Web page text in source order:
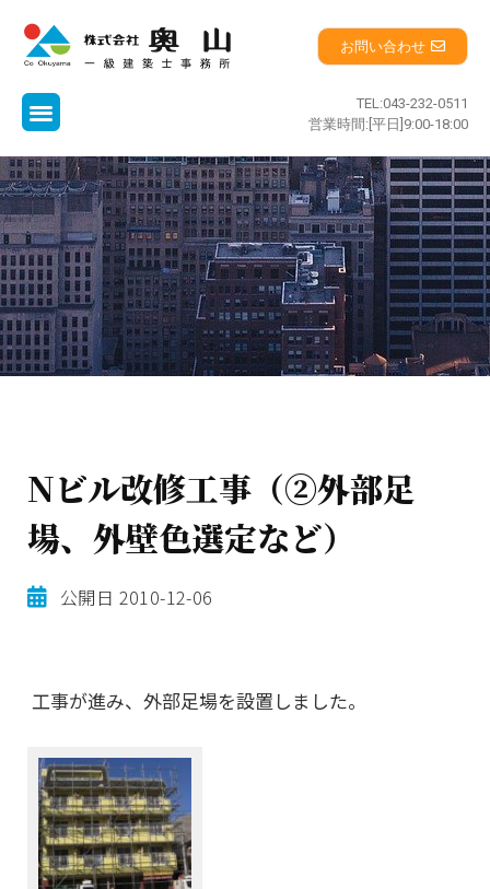
お問い合わせ
TEL:043-232-0511
営業時間:[平日]9:00-18:00
Nビル改修工事（②外部足
場、外壁色選定など）
公開日 2010-12-06
工事が進み、外部足場を設置しました。